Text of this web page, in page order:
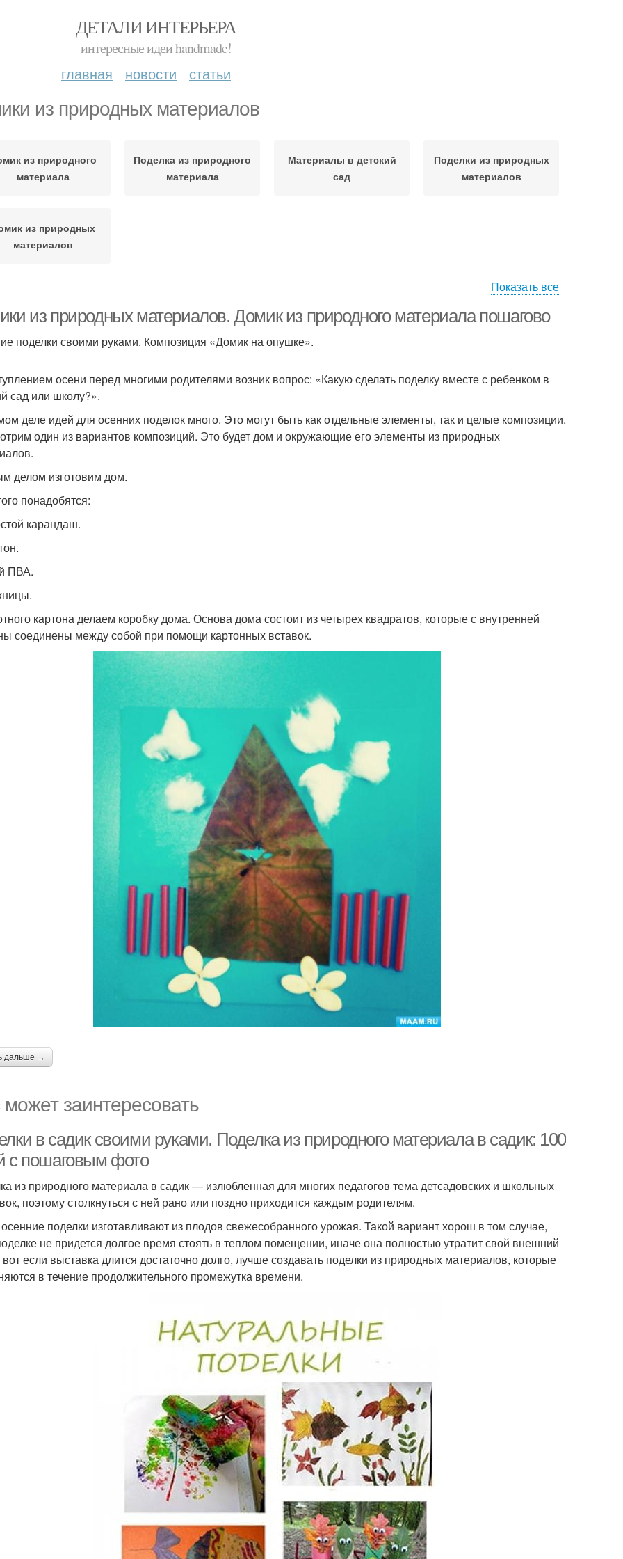
ДЕТАЛИ ИНТЕРЬЕРА
интересные идеи handmade!
главная новости статьи
из природных материалов
из природного
материала
Поделка из природного
материала
Материалы в детский
сад
Поделки из природных
материалов
из природных
материалов
Показать все
из природных материалов. Домик из природного материала пошагово
поделки своими руками. Композиция «Домик на опушке».
осени перед многими родителями возник вопрос: «Какую сделать поделку вместе с ребенком в
сад или школу?».
деле идей для осенних поделок много. Это могут быть как отдельные элементы, так и целые композиции.
один из вариантов композиций. Это будет дом и окружающие его элементы из природных
делом изготовим дом.
понадобятся:
карандаш.
ПВА.
картона делаем коробку дома. Основа дома состоит из четырех квадратов, которые с внутренней
соединены между собой при помощи картонных вставок.
дальше →
заинтересовать
в садик своими руками. Поделка из природного материала в садик: 100
с пошаговым фото
из природного материала в садик — излюбленная для многих педагогов тема детсадовских и школьных
поэтому столкнуться с ней рано или поздно приходится каждым родителям.
поделки изготавливают из плодов свежесобранного урожая. Такой вариант хорош в том случае,
не придется долгое время стоять в теплом помещении, иначе она полностью утратит свой внешний
если выставка длится достаточно долго, лучше создавать поделки из природных материалов, которые
в течение продолжительного промежутка времени.